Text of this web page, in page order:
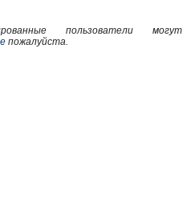
пользователи могут
пожалуйста.